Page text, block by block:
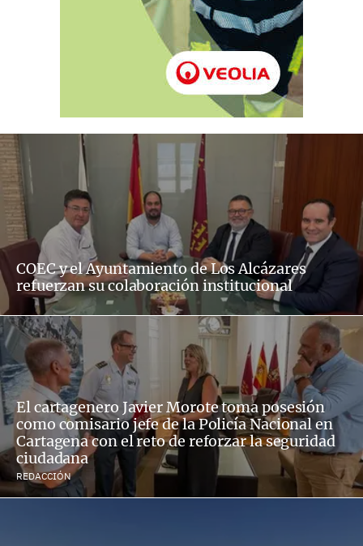
COEC y el Ayuntamiento de Los Alcázares
refuerzan su colaboración institucional
El cartagenero Javier Morote toma posesión
como comisario jefe de la Policía Nacional en
Cartagena con el reto de reforzar la seguridad
ciudadana
REDACCIÓN